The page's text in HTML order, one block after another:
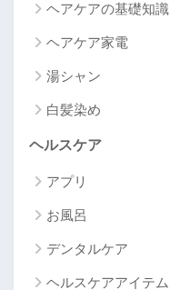
ヘアケアの基礎知識
ヘアケア家電
湯シャン
白髪染め
ヘルスケア
アプリ
お風呂
デンタルケア
ヘルスケアアイテム